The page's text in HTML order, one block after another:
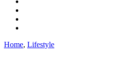
Home, Lifestyle